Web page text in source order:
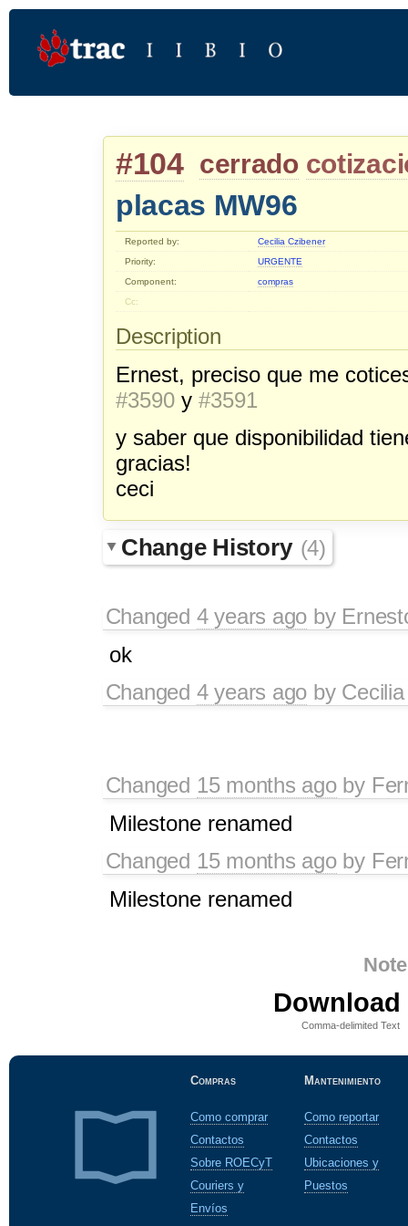
#104 cerrado
placas MW96
Reported by:
Cecilia Czibener
Priority:
URGENTE
Component:
compras
Cc:
Description
Ernest, preciso que me
#3590 y #3591
y saber que disponibilidad
gracias!
ceci
Change History (4)
Changed 4 years ago by
ok
Changed 4 years ago by
Changed 15 months agoby
Milestone renamed
Changed 15 months agoby
Milestone renamed
Comma-delimited Text
Compras
Como comprar
Contactos
Sobre ROECyT
Couriers y
Envíos
Mantenimiento
Como reportar
Contactos
Ubicaciones y
Puestos